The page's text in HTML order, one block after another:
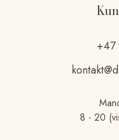
+47
8 - 20